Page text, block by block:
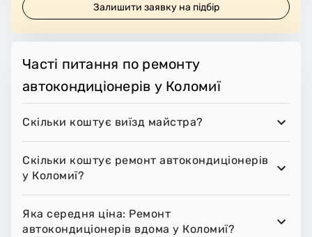
Залишити заявку на підбір
Часті питання по ремонту
автокондиціонерів у Коломиї
Скільки коштує виїзд майстра?
Скільки коштує ремонт автокондиціонерів
у Коломиї?
Яка середня ціна: Ремонт
автокондиціонерів вдома у Коломиї?